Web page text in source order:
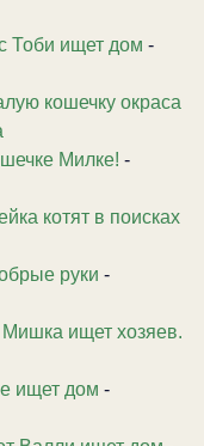
Тоби ищет дом -
кошечку окраса
Милке! -
котят в поисках
руки -
ищет хозяев.
ищет дом -